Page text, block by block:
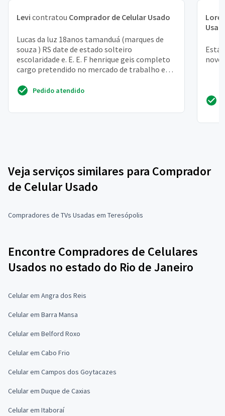
Levi contratou Comprador de Celular Usado
Lucas da luz 18anos tamanduá (marques de
souza ) RS date de estado solteiro
escolaridade e. E. E. F henrique geis completo
cargo pretendido no mercado de trabalho e
Pedido atendido
Está
novo
Veja serviços similares para Comprador
de Celular Usado
Compradores de TVs Usadas em Teresópolis
Encontre Compradores de Celulares
Usados no estado do Rio de Janeiro
Celular em Angra dos Reis
Celular em Barra Mansa
Celular em Belford Roxo
Celular em Cabo Frio
Celular em Campos dos Goytacazes
Celular em Duque de Caxias
Celular em Itaboraí